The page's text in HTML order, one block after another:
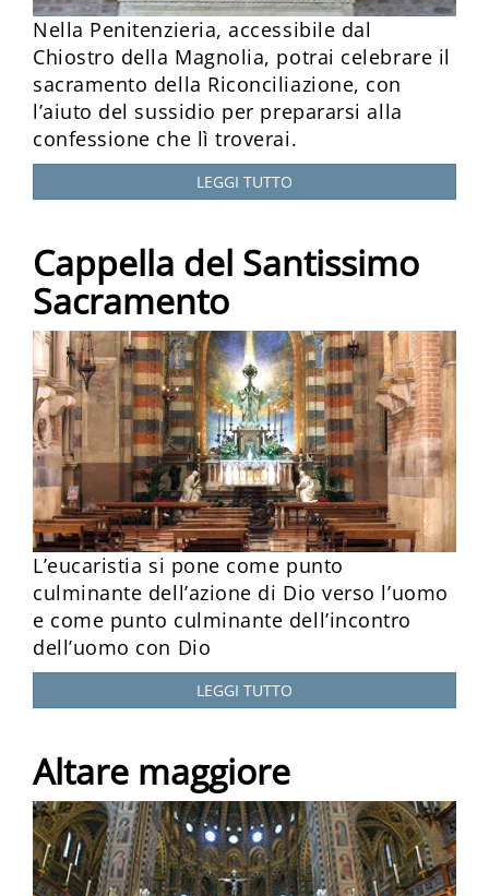
Nella Penitenzieria, accessibile dal
Chiostro della Magnolia, potrai celebrare il
sacramento della Riconciliazione, con
l’aiuto del sussidio per prepararsi alla
confessione che lì troverai.
LEGGI TUTTO
Cappella del Santissimo
Sacramento
L’eucaristia si pone come punto
culminante dell’azione di Dio verso l’uomo
e come punto culminante dell’incontro
dell’uomo con Dio
LEGGI TUTTO
Altare maggiore